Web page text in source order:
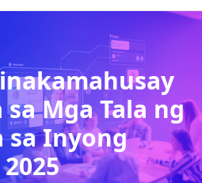
Mga Tala ng
sa Inyong